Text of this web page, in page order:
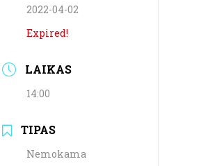
2022-04-02
Expired!
LAIKAS
14:00
TIPAS
Nemokama